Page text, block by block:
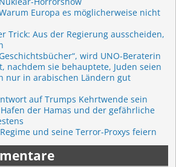
Europa es möglicherweise nicht
Trick: Aus der Regierung ausscheiden,
Geschichtsbücher“, wird UNO-Beraterin
nachdem sie behauptete, Juden seien
nur in arabischen Ländern gut
auf Trumps Kehrtwende sein
der Hamas und der gefährliche
Regime und seine Terror-Proxys feiern